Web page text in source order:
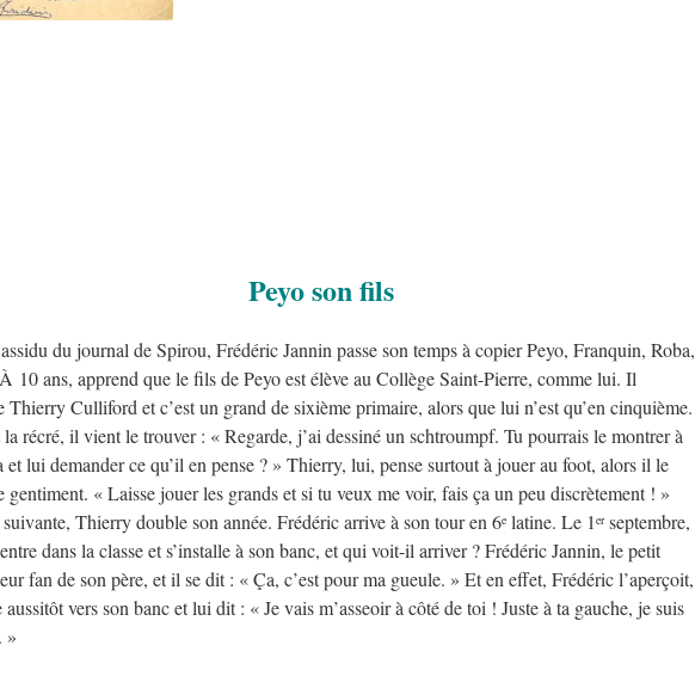
Peyo son fils
du journal de Spirou, Frédéric Jannin passe son temps à copier Peyo, Franquin, Roba,
10 ans, apprend que le fils de Peyo est élève au Collège Saint-Pierre, comme lui. Il
Thierry Culliford et c’est un grand de sixième primaire, alors que lui n’est qu’en cinquième.
la récré, il vient le trouver : « Regarde, j’ai dessiné un schtroumpf. Tu pourrais le montrer à
et lui demander ce qu’il en pense ? » Thierry, lui, pense surtout à jouer au foot, alors il le
gentiment. « Laisse jouer les grands et si tu veux me voir, fais ça un peu discrètement ! »
suivante, Thierry double son année. Frédéric arrive à son tour en 6e latine. Le 1 erseptembre,
dans la classe et s’installe à son banc, et qui voit-il arriver ? Frédéric Jannin, le petit
fan de son père, et il se dit : « Ça, c’est pour ma gueule. » Et en effet, Frédéric l’aperçoit,
aussitôt vers son banc et lui dit : « Je vais m’asseoir à côté de toi ! Juste à ta gauche, je suis
»